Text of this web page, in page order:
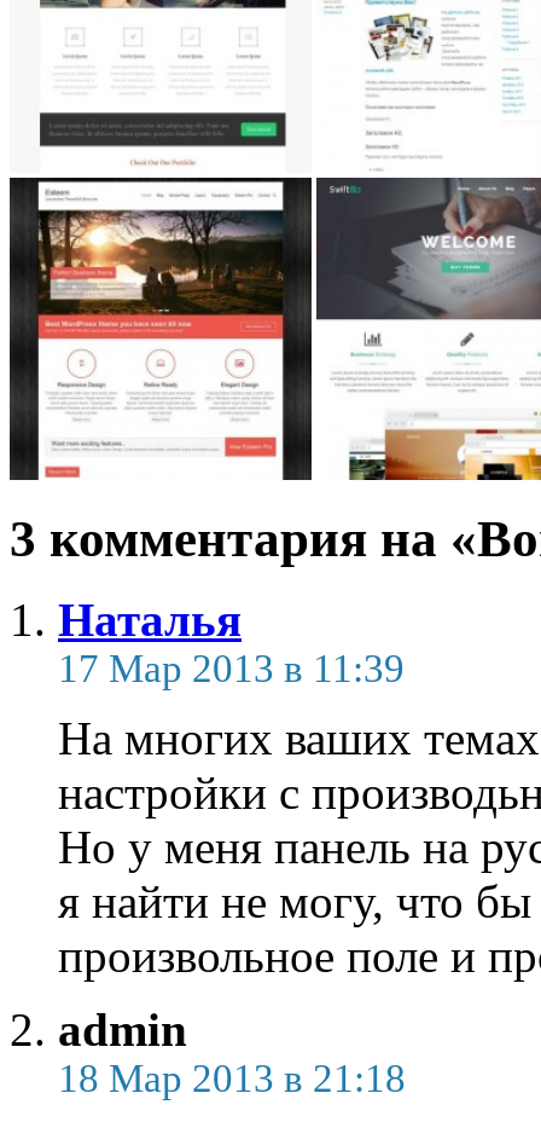
3 комментария на
Наталья
17 Мар 2013 в 11:39
На многих ваших
настройки с
Но у меня панель на
я найти не могу, что
произвольное поле и
admin
18 Мар 2013 в 21:18